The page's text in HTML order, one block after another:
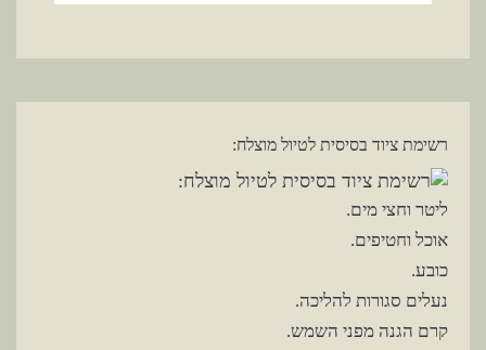
רשימת ציוד בסיסית לטיול מוצלח:
ליטר וחצי מים.
אוכל וחטיפים.
כובע.
נעלים סגורות להליכה.
קרם הגנה מפני השמש.